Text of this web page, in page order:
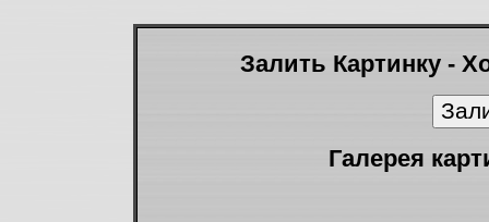
Залить Картинку -
Галерея